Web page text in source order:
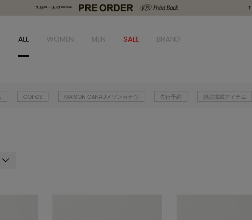
ALL WOMEN MEN SALE BRAND
OOFOS MAISON CANAUメゾンカナウ 先行予約 雑誌掲載アイテム